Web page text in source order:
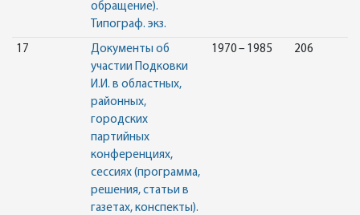
обращение).
Типограф. экз.
17
Документы об
участии Подковки
И.И. в областных,
районных,
городских
партийных
конференциях,
сессиях (программа,
решения, статьи в
газетах, конспекты).
1970 – 1985 206